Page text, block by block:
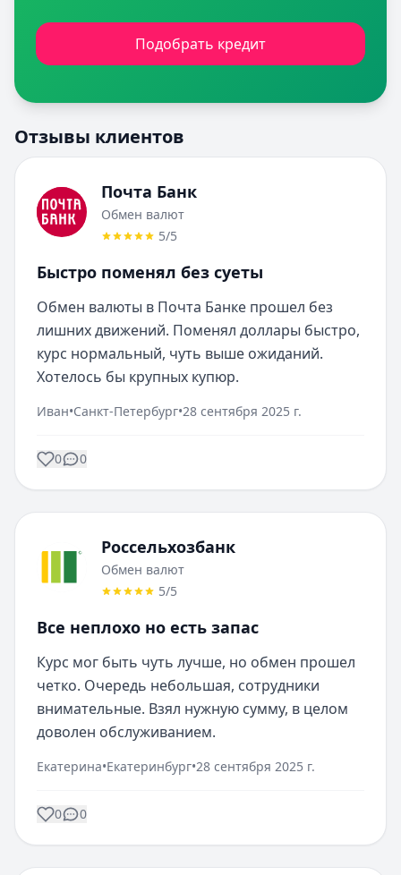
Подобрать кредит
Отзывы клиентов
Почта Банк
Обмен валют
5/5
Быстро поменял без суеты
Обмен валюты в Почта Банке прошел без
лишних движений. Поменял доллары быстро,
курс нормальный, чуть выше ожиданий.
Хотелось бы крупных купюр.
Иван•Санкт-Петербург•28 сентября 2025 г.
0 0
Россельхозбанк
Обмен валют
5/5
Все неплохо но есть запас
Курс мог быть чуть лучше, но обмен прошел
четко. Очередь небольшая, сотрудники
внимательные. Взял нужную сумму, в целом
доволен обслуживанием.
Екатерина•Екатеринбург•28 сентября 2025 г.
0 0